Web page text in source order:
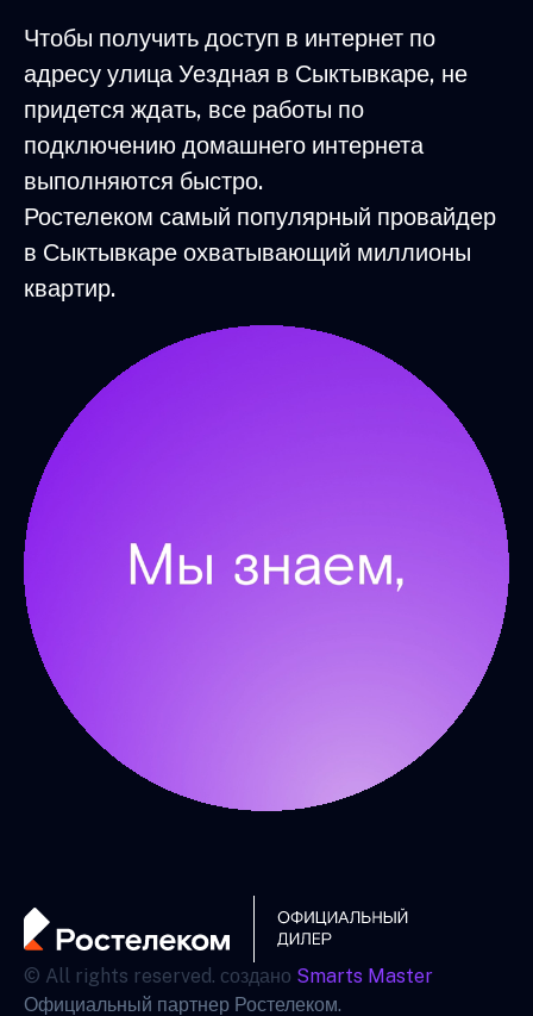
Чтобы получить доступ в интернет по
адресу улица Уездная в Сыктывкаре, не
придется ждать, все работы по
подключению домашнего интернета
выполняются быстро.
Ростелеком самый популярный провайдер
в Сыктывкаре охватывающий миллионы
квартир.
© All rights reserved. создано Smarts Master
Официальный партнер Ростелеком.